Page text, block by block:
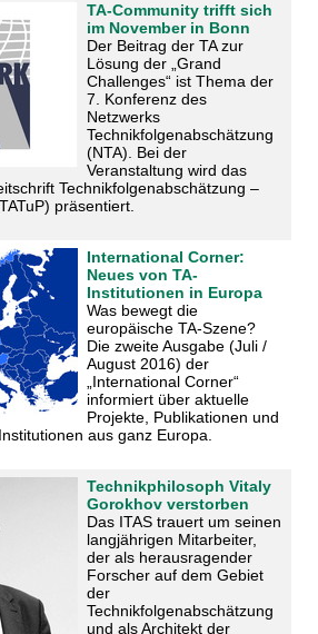
TA-Community trifft sich
im November in Bonn
Der Beitrag der TA zur
Lösung der „Grand
Challenges“ ist Thema der
7. Konferenz des
Netzwerks
Technikfolgenabschätzung
(NTA). Bei der
Veranstaltung wird das
Technikfolgenabschätzung –
präsentiert.
International Corner:
Neues von TA-
Institutionen in Europa
Was bewegt die
europäische TA-Szene?
Die zweite Ausgabe (Juli /
August 2016) der
„International Corner“
informiert über aktuelle
Projekte, Publikationen und
aus ganz Europa.
Technikphilosoph Vitaly
Gorokhov verstorben
Das ITAS trauert um seinen
langjährigen Mitarbeiter,
der als herausragender
Forscher auf dem Gebiet
der
Technikfolgenabschätzung
und als Architekt der